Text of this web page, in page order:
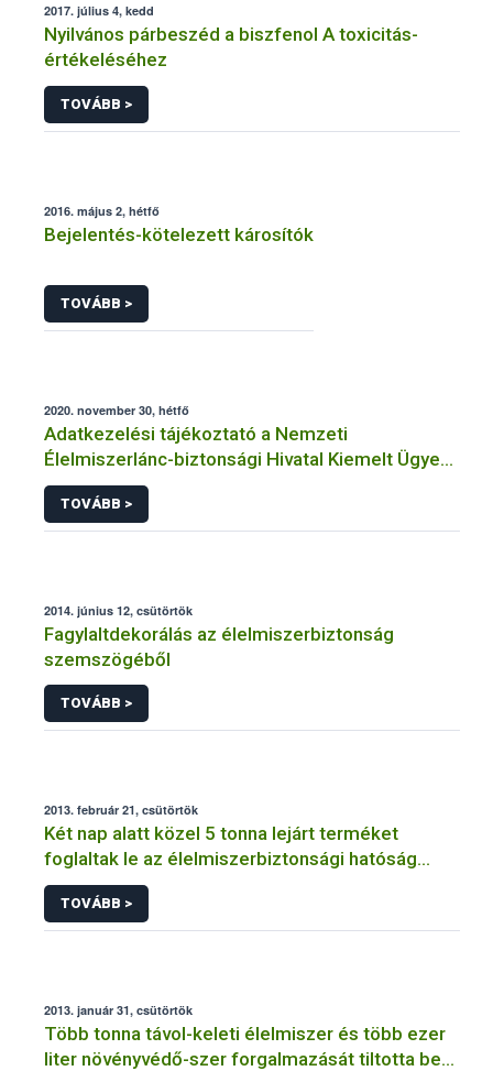
2017. július 4, kedd
Nyilvános párbeszéd a biszfenol A toxicitás-
értékeléséhez
TOVÁBB >
2016. május 2, hétfő
Bejelentés-kötelezett károsítók
TOVÁBB >
2020. november 30, hétfő
Adatkezelési tájékoztató a Nemzeti
Élelmiszerlánc-biztonsági Hivatal Kiemelt Ügyek
Igazgatóság faanyag kereskedelemhez
kapcsolódó adatkezeléséhez
TOVÁBB >
2014. június 12, csütörtök
Fagylaltdekorálás az élelmiszerbiztonság
szemszögéből
TOVÁBB >
2013. február 21, csütörtök
Két nap alatt közel 5 tonna lejárt terméket
foglaltak le az élelmiszerbiztonsági hatóság
szakemberei
TOVÁBB >
2013. január 31, csütörtök
Több tonna távol-keleti élelmiszer és több ezer
liter növényvédő-szer forgalmazását tiltotta be